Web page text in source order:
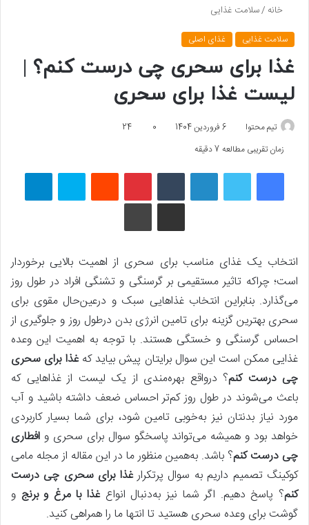
خانه /سلامت غذایی
سلامت غذایی غذای اصلی
غذا برای سحری چی درست کنم؟ |
لیست غذا برای سحری
تیم محتوا 6 فروردین 1404 0
24
زمان تقریبی مطالعه 7 دقیقه
فیسبوک لینکداین پینتریست اسکایپ
چاپ
انتخاب یک غذای مناسب برای سحری از اهمیت بالایی برخوردار
است؛ چراکه تاثیر مستقیمی بر گرسنگی و تشنگی افراد در طول روز
می‌گذارد. بنابراین انتخاب غذاهایی سبک و درعین‌حال مقوی برای
سحری بهترین گزینه برای تامین انرژی بدن درطول روز و جلوگیری از
احساس گرسنگی و خستگی هستند. با توجه به اهمیت این وعده
غذایی ممکن است این سوال برایتان پیش بیاید کهغذا برای سحری
چی درست کنم؟ درواقع بهره‌مندی از یک لیست از غذاهایی که
باعث می‌شوند در طول روز کم‌تر احساس ضعف داشته باشید و آب
مورد نیاز بدنتان نیز به‌خوبی تامین شود، برای شما بسیار کاربردی
خواهد بود و همیشه می‌تواند پاسخگو سوال برای سحری و افطاری
چی درست کنم؟ باشد. به‌همین منظور ما در این مقاله از مجله مامی
کوکینگ تصمیم داریم به سوال پرتکرارغذا برای سحری چی درست
کنم؟ پاسخ دهیم. اگر شما نیز به‌دنبال انواعغذا با مرغ و برنج و
گوشت برای وعده سحری هستید تا انتها ما را همراهی کنید.